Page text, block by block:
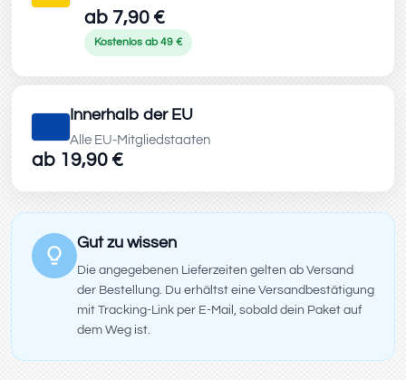
ab 7,90 €
Kostenlos ab 49 €
Innerhalb der EU
Alle EU-Mitgliedstaaten
ab 19,90 €
Gut zu wissen
Die angegebenen Lieferzeiten gelten ab Versand
der Bestellung. Du erhältst eine Versandbestätigung
mit Tracking-Link per E-Mail, sobald dein Paket auf
dem Weg ist.